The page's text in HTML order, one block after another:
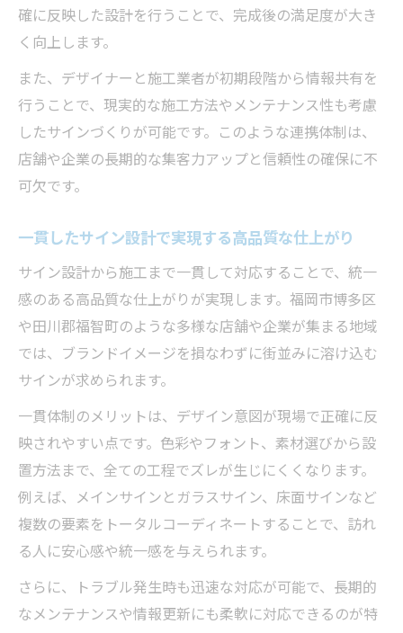
確に反映した設計を行うことで、完成後の満足度が大き
く向上します。
また、デザイナーと施工業者が初期段階から情報共有を
行うことで、現実的な施工方法やメンテナンス性も考慮
したサインづくりが可能です。このような連携体制は、
店舗や企業の長期的な集客力アップと信頼性の確保に不
可欠です。
一貫したサイン設計で実現する高品質な仕上がり
サイン設計から施工まで一貫して対応することで、統一
感のある高品質な仕上がりが実現します。福岡市博多区
や田川郡福智町のような多様な店舗や企業が集まる地域
では、ブランドイメージを損なわずに街並みに溶け込む
サインが求められます。
一貫体制のメリットは、デザイン意図が現場で正確に反
映されやすい点です。色彩やフォント、素材選びから設
置方法まで、全ての工程でズレが生じにくくなります。
例えば、メインサインとガラスサイン、床面サインなど
複数の要素をトータルコーディネートすることで、訪れ
る人に安心感や統一感を与えられます。
さらに、トラブル発生時も迅速な対応が可能で、長期的
なメンテナンスや情報更新にも柔軟に対応できるのが特